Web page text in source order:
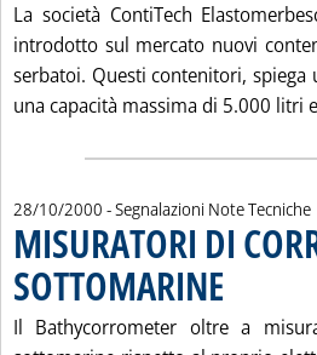
La società ContiTech
introdotto sul mercato nuovi
serbatoi. Questi contenitori, spiega
una capacità massima di 5.000 litri
28/10/2000 - Segnalazioni Note Tecniche
MISURATORI DI
SOTTOMARINE
Il Bathycorrometer oltre a